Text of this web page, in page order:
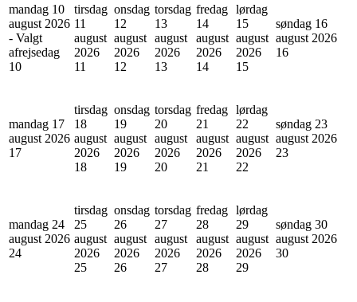
mandag 10
august 2026
- Valgt
afrejsedag
10
tirsdag
11
august
2026
11
onsdag
12
august
2026
12
torsdag
13
august
2026
13
fredag
14
august
2026
14
lørdag
15
august
2026
15
søndag 16
august 2026
16
mandag 17
august 2026
17
tirsdag
18
august
2026
18
onsdag
19
august
2026
19
torsdag
20
august
2026
20
fredag
21
august
2026
21
lørdag
22
august
2026
22
søndag 23
august 2026
23
mandag 24
august 2026
24
tirsdag
25
august
2026
25
onsdag
26
august
2026
26
torsdag
27
august
2026
27
fredag
28
august
2026
28
lørdag
29
august
2026
29
søndag 30
august 2026
30